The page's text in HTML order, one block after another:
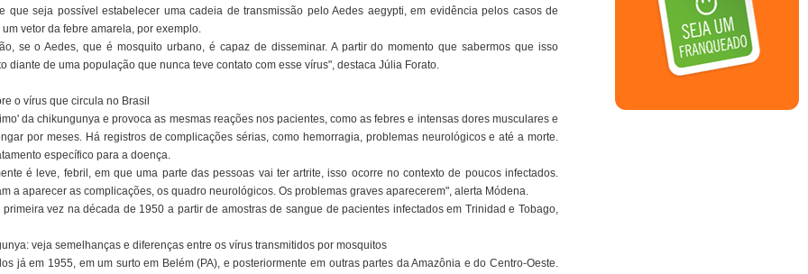
que seja possível estabelecer uma cadeia de transmissão pelo Aedes aegypti, em evidência pelos casos de
vetor da febre amarela, por exemplo.
se o Aedes, que é mosquito urbano, é capaz de disseminar. A partir do momento que sabermos que isso
diante de uma população que nunca teve contato com esse vírus", destaca Júlia Forato.
o vírus que circula no Brasil
da chikungunya e provoca as mesmas reações nos pacientes, como as febres e intensas dores musculares e
por meses. Há registros de complicações sérias, como hemorragia, problemas neurológicos e até a morte.
específico para a doença.
é leve, febril, em que uma parte das pessoas vai ter artrite, isso ocorre no contexto de poucos infectados.
a aparecer as complicações, os quadro neurológicos. Os problemas graves aparecerem", alerta Módena.
vez na década de 1950 a partir de amostras de sangue de pacientes infectados em Trinidad e Tobago,
veja semelhanças e diferenças entre os vírus transmitidos por mosquitos
já em 1955, em um surto em Belém (PA), e posteriormente em outras partes da Amazônia e do Centro-Oeste.